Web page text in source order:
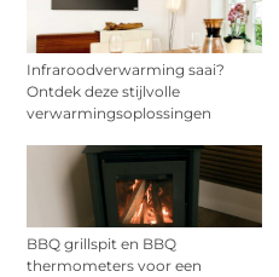
Infraroodverwarming saai?
Ontdek deze stijlvolle
verwarmingsoplossingen
BBQ grillspit en BBQ
thermometers voor een